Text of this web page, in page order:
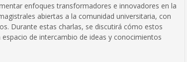
enfoques transformadores e innovadores en la
abiertas a la comunidad universitaria, con
Durante estas charlas, se discutirá cómo estos
de intercambio de ideas y conocimientos